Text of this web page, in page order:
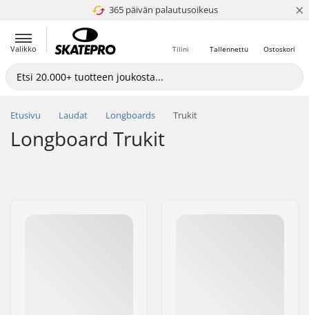
365 päivän palautusoikeus
4.8 / 5 ×
Valikko Ostoskori
Tallennettu
Tilini
Etusivu Laudat Longboards Trukit
Longboard Trukit